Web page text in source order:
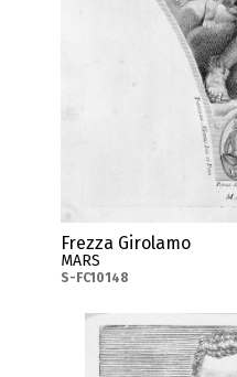
Frezza Girolamo
MARS
S-FC10148